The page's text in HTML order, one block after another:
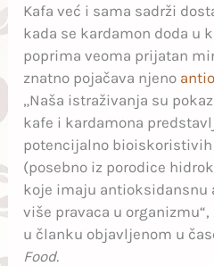
Kafa već i sama sadrži
kada se kardamon doda u
poprima veoma prijatan
znatno pojačava njeno
„Naša istraživanja su
kafe i kardamona
potencijalno
(posebno iz porodice
koje imaju antioksidansnu
više pravaca u
u članku objavljenom u
Food.